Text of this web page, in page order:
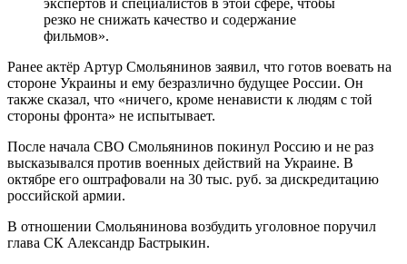
резко не снижать качество и содержание
фильмов».
Ранее актёр Артур Смольянинов заявил, что готов воевать на
стороне Украины и ему безразлично будущее России. Он
также сказал, что «ничего, кроме ненависти к людям с той
стороны фронта» не испытывает.
После начала СВО Смольянинов покинул Россию и не раз
высказывался против военных действий на Украине. В
октябре его оштрафовали на 30 тыс. руб. за дискредитацию
российской армии.
В отношении Смольянинова возбудить уголовное поручил
глава СК Александр Бастрыкин.